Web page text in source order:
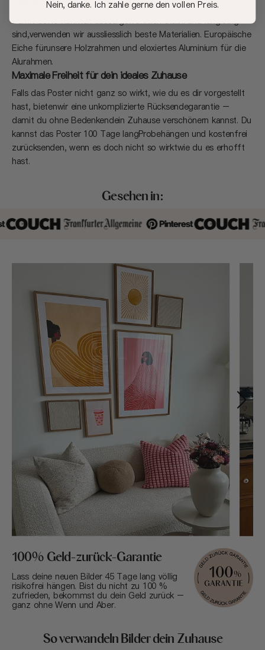
Rahmen, die dich auf deiner (Deko) Reise begleiten
Damit deine Rahmen aussergewöhnlich stabil und langlebig
sind,verwenden wir aussliesslich beste Materialien. Europäische
Eiche fürunsere Holzrahmen und eloxiertes Aluminium für die
Alurahmen.
Maximale Freiheit für dein ideales Zuhause
Falls das Poster nicht ganz so wirkt, wie du es dir vorgestellt
hast, bietenwir eine unkomplizierte Rücksendegarantie –
damit du ohne Bedenkendein Zuhause verschönern kannst. Du
kannst das Poster 100 Tage langProbehängen und kostenfrei
zurücksenden, wenn es doch nicht so wirktwie du es erhofft
hast.
Gesehen in:
100% Geld-zurück-Garantie
Lass deine neuen Bilder 45 Tage lang völlig
risikofrei hängen. Bist du nicht zu 100 %
zufrieden, bekommst du dein Geld zurück –
ganz ohne Wenn und Aber.
So verwandeln Bilder dein Zuhause
Nein, danke. Ich zahle gerne den vollen Preis.